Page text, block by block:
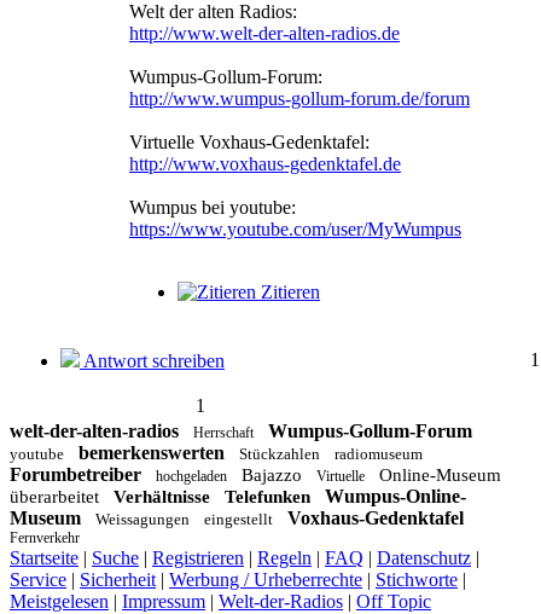
Welt der alten Radios:
http://www.welt-der-alten-radios.de
Wumpus-Gollum-Forum:
http://www.wumpus-gollum-forum.de/forum
Virtuelle Voxhaus-Gedenktafel:
http://www.voxhaus-gedenktafel.de
Wumpus bei youtube:
https://www.youtube.com/user/MyWumpus
Zitieren
Antwort schreiben 1
1
welt-der-alten-radios
Herrschaft Wumpus-Gollum-Forum
youtube bemerkenswerten Stückzahlen radiomuseum
Forumbetreiber hochgeladen Bajazzo Virtuelle
Online-Museum
überarbeitet
Verhältnisse Telefunken
Wumpus-Online-
Museum
Weissagungen eingestellt Voxhaus-Gedenktafel
Fernverkehr
Startseite | Suche | Registrieren | Regeln | FAQ | Datenschutz |
Service | Sicherheit | Werbung / Urheberrechte | Stichworte |
Meistgelesen | Impressum | Welt-der-Radios | Off Topic